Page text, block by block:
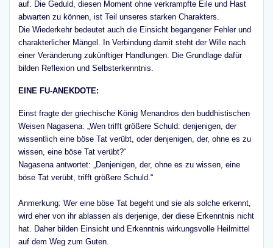
auf. Die Geduld, diesen Moment ohne verkrampfte Eile und Hast
abwarten zu können, ist Teil unseres starken Charakters.
Die Wiederkehr bedeutet auch die Einsicht begangener Fehler und
charakterlicher Mängel. In Verbindung damit steht der Wille nach
einer Veränderung zukünftiger Handlungen. Die Grundlage dafür
bilden Reflexion und Selbsterkenntnis.
EINE FU-ANEKDOTE:
Einst fragte der griechische König Menandros den buddhistischen
Weisen Nagasena: „Wen trifft größere Schuld: denjenigen, der
wissentlich eine böse Tat verübt, oder denjenigen, der, ohne es zu
wissen, eine böse Tat verübt?“
Nagasena antwortet: „Denjenigen, der, ohne es zu wissen, eine
böse Tat verübt, trifft größere Schuld.“
Anmerkung: Wer eine böse Tat begeht und sie als solche erkennt,
wird eher von ihr ablassen als derjenige, der diese Erkenntnis nicht
hat. Daher bilden Einsicht und Erkenntnis wirkungsvolle Heilmittel
auf dem Weg zum Guten.